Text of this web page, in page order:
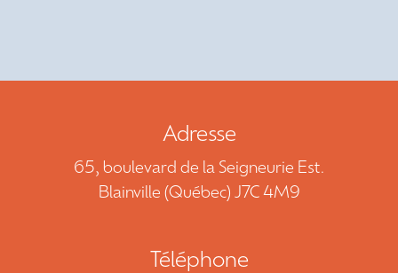
Adresse
65, boulevard de la Seigneurie Est.
Blainville (Québec) J7C 4M9
Téléphone